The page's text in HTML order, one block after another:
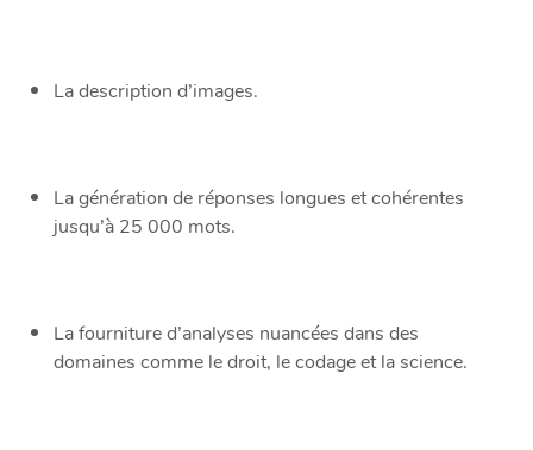
La description d’images.
La génération de réponses longues et cohérentes
jusqu’à 25 000 mots.
La fourniture d’analyses nuancées dans des
domaines comme le droit, le codage et la science.